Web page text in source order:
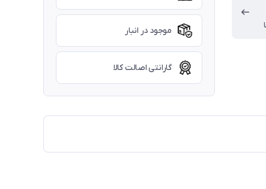
موجود در انبار
گارانتی اصالت کالا